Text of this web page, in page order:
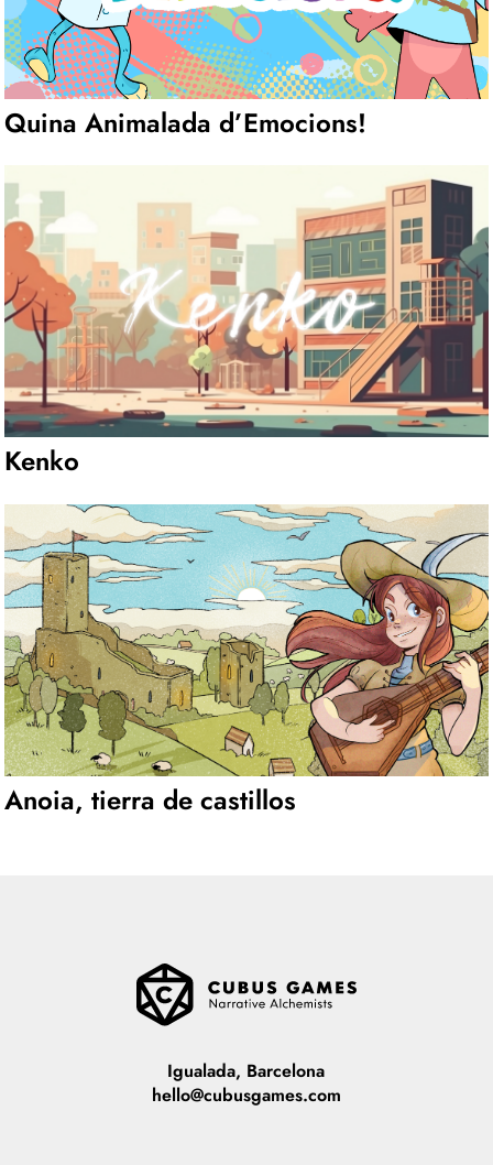
Quina Animalada d’Emocions!
Kenko
Anoia, tierra de castillos
Igualada, Barcelona
hello@cubusgames.com